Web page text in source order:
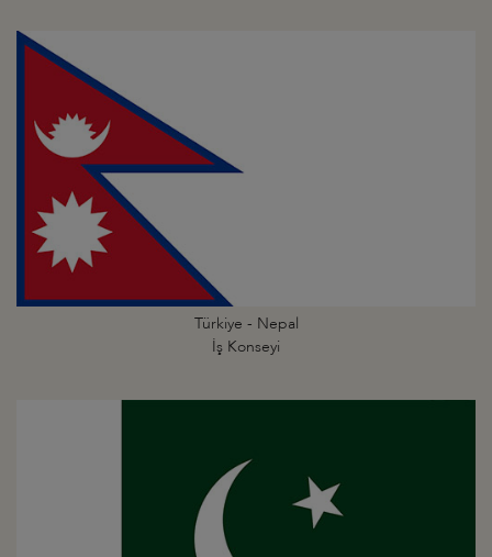
Türkiye - Nepal
İş Konseyi